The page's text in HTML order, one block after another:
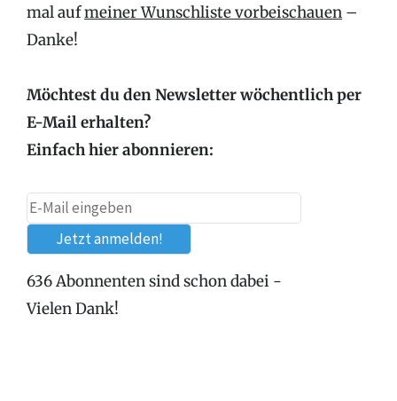
mal aufmeiner Wunschliste vorbeischauen –
Danke!
Möchtest du den Newsletter wöchentlich per
E-Mail erhalten?
Einfach hier abonnieren:
636 Abonnenten sind schon dabei -
Vielen Dank!